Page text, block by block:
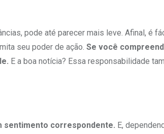
pode até parecer mais leve. Afinal, é
seu poder de ação. Se você
E a boa notícia? Essa responsabilidade
sentimento correspondente. E,